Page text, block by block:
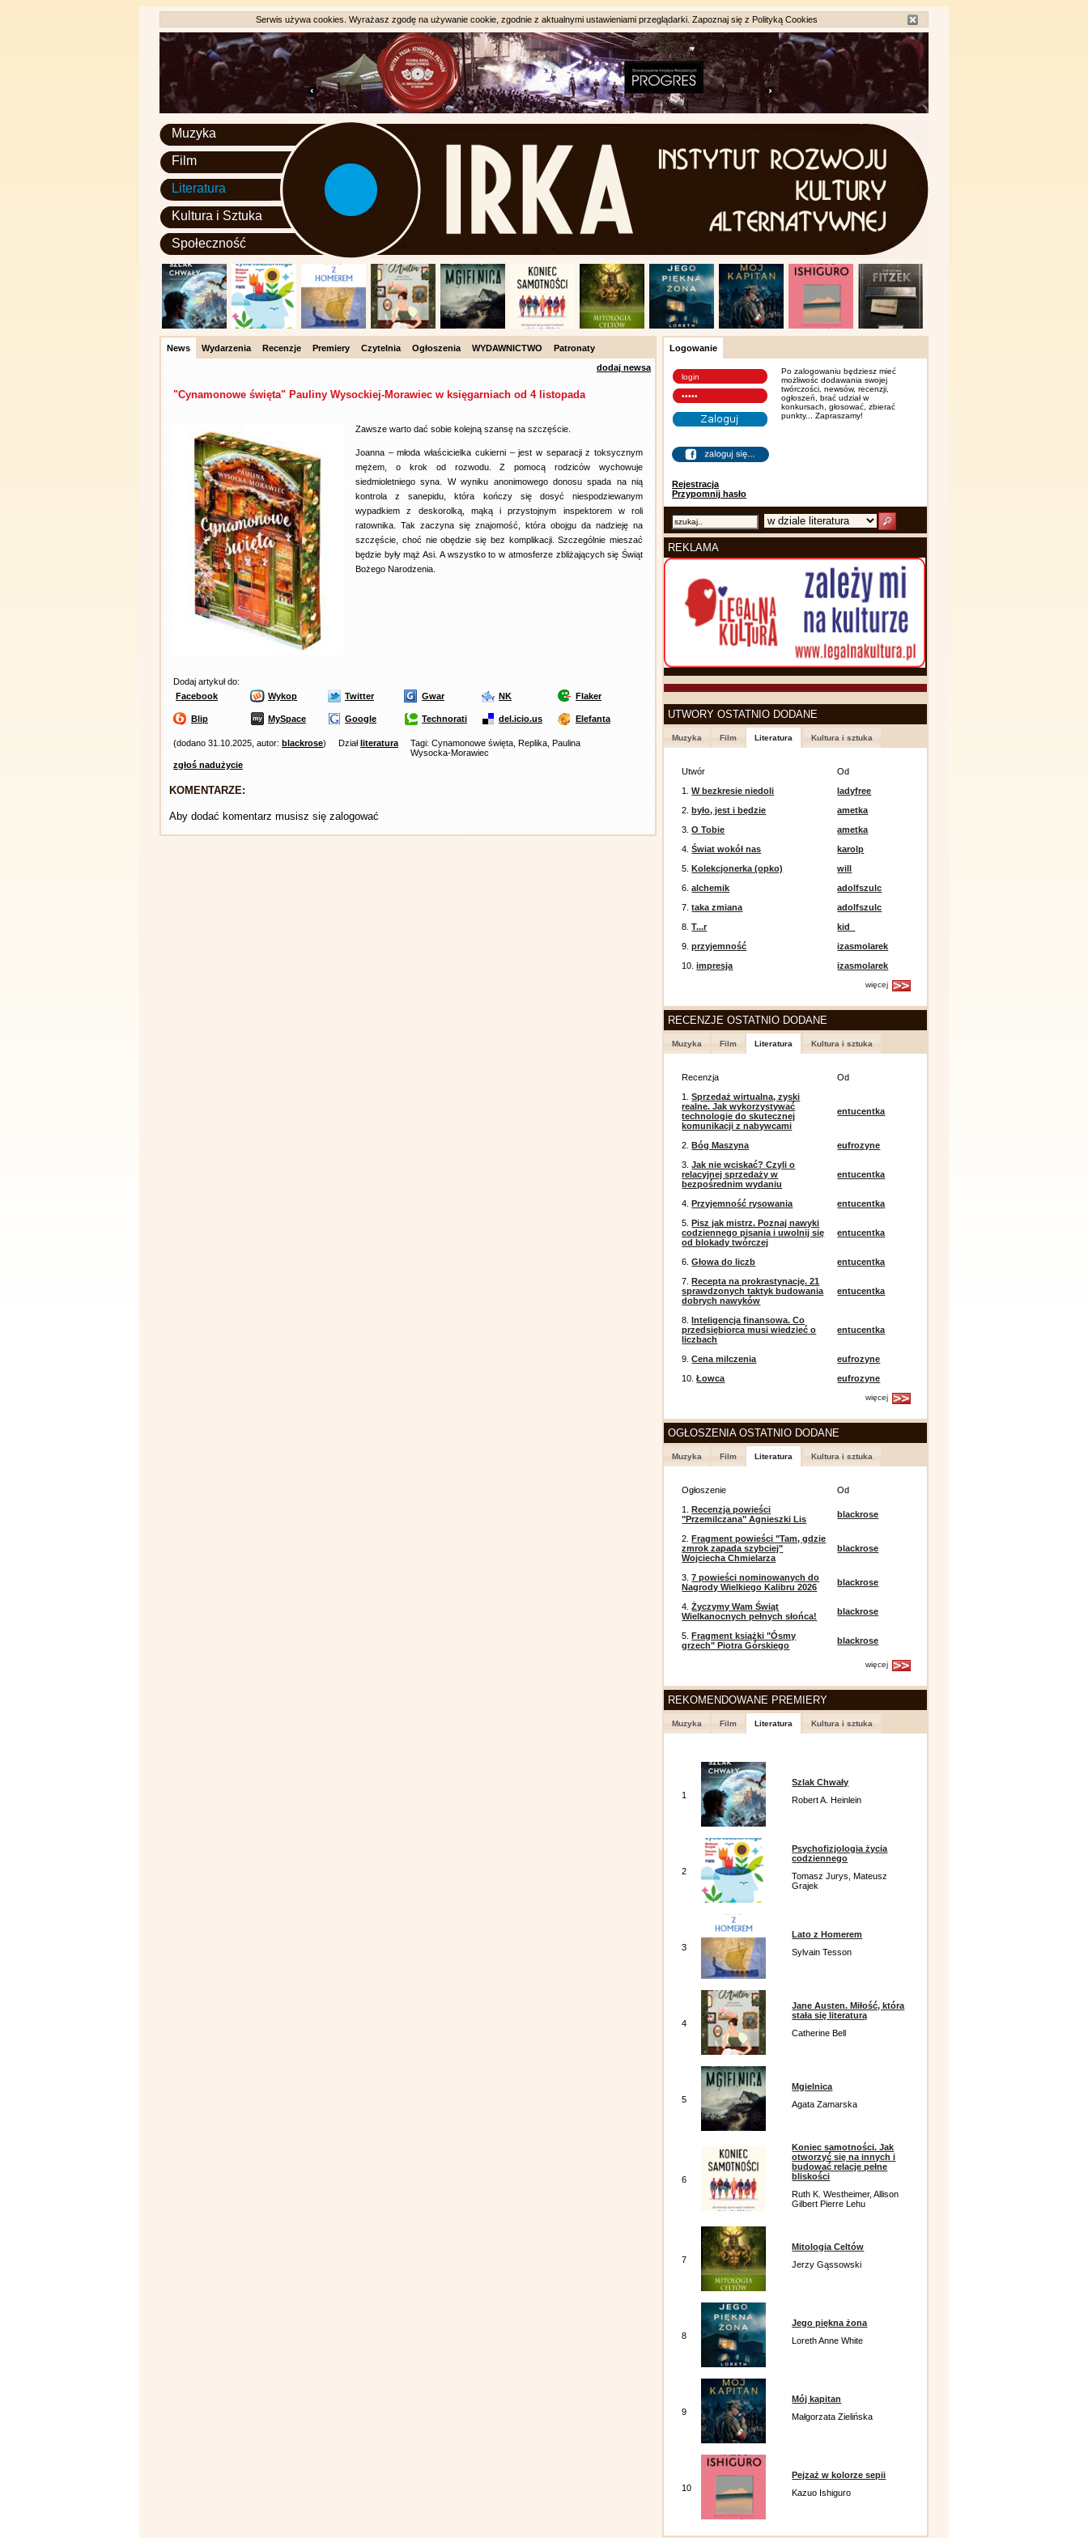
Serwis używa cookies. Wyrażasz zgodę na używanie cookie, zgodnie z aktualnymi ustawieniami przeglądarki. Zapoznaj się z Polityką Cookies
Muzyka
Film
Literatura
Kultura i Sztuka
Społeczność
News Wydarzenia Recenzje Premiery Czytelnia Ogłoszenia WYDAWNICTWO
Patronaty
dodaj newsa
"Cynamonowe święta" Pauliny Wysockiej-Morawiec w księgarniach od 4 listopada
Zawsze warto dać sobie kolejną szansę na szczęście.
Joanna – młoda właścicielka cukierni – jest w separacji z toksycznym
mężem, o krok od rozwodu. Z pomocą rodziców wychowuje
siedmioletniego syna. W wyniku anonimowego donosu spada na nią
kontrola z sanepidu, która kończy się dosyć niespodziewanym
wypadkiem z deskorolką, mąką i przystojnym inspektorem w roli
ratownika. Tak zaczyna się znajomość, która obojgu da nadzieję na
szczęście, choć nie obędzie się bez komplikacji. Szczególnie mieszać
będzie były mąż Asi. A wszystko to w atmosferze zbliżających się Świąt
Bożego Narodzenia.
Dodaj artykuł do:
Facebook
Wykop Twitter Gwar NK Flaker
Blip MySpace Google Technorati del.icio.us Elefanta
(dodano 31.10.2025, autor: blackrose) Działliteratura
Tagi: Cynamonowe święta, Replika, Paulina
Wysocka-Morawiec
zgłoś nadużycie
KOMENTARZE:
Aby dodać komentarz musisz się zalogować
Logowanie
Rejestracja
Przypomnij hasło
Po zalogowaniu będziesz mieć
możliwośc dodawania swojej
twórczości, newsów, recenzji,
ogłoszeń, brać udział w
konkursach, głosować, zbierać
punkty... Zapraszamy!
REKLAMA
UTWORY OSTATNIO DODANE
Muzyka Film Literatura Kultura i sztuka
Utwór
Od
1.W bezkresie niedoli
ladyfree
2.było, jest i będzie
ametka
3.O Tobie
ametka
4.Świat wokół nas
karolp
5.Kolekcjonerka (opko)
will
6.alchemik
adolfszulc
7.taka zmiana
adolfszulc
8.T...r
kid_
9.przyjemność
izasmolarek
10.impresja izasmolarek
więcej
RECENZJE OSTATNIO DODANE
Muzyka Film Literatura Kultura i sztuka
Recenzja
Od
1.Sprzedaż wirtualna, zyski
realne. Jak wykorzystywać
technologie do skutecznej
komunikacji z nabywcami
entucentka
2.Bóg Maszyna
eufrozyne
3.Jak nie wciskać? Czyli o
relacyjnej sprzedaży w
bezpośrednim wydaniu
entucentka
4.Przyjemność rysowania
entucentka
5.Pisz jak mistrz. Poznaj nawyki
codziennego pisania i uwolnij się
od blokady twórczej
entucentka
6.Głowa do liczb
entucentka
7.Recepta na prokrastynację. 21
sprawdzonych taktyk budowania
dobrych nawyków
entucentka
8.Inteligencja finansowa. Co
przedsiębiorca musi wiedzieć o
liczbach
entucentka
9.Cena milczenia
eufrozyne
10.Łowca eufrozyne
więcej
OGŁOSZENIA OSTATNIO DODANE
Muzyka Film Literatura Kultura i sztuka
Ogłoszenie
Od
1.Recenzja powieści
"Przemilczana" Agnieszki Lis
blackrose
2.Fragment powieści "Tam, gdzie
zmrok zapada szybciej"
Wojciecha Chmielarza
blackrose
3.7 powieści nominowanych do
Nagrody Wielkiego Kalibru 2026
blackrose
4.Życzymy Wam Świąt
Wielkanocnych pełnych słońca!
blackrose
5.Fragment książki "Ósmy
grzech" Piotra Górskiego
blackrose
więcej
REKOMENDOWANE PREMIERY
Muzyka Film Literatura Kultura i sztuka
1
Szlak Chwały
Robert A. Heinlein
2
Psychofizjologia życia
codziennego
Tomasz Jurys, Mateusz
Grajek
3
Lato z Homerem
Sylvain Tesson
4
Jane Austen. Miłość, która
stała się literaturą
Catherine Bell
5
Mgielnica
Agata Zamarska
6
Koniec samotności. Jak
otworzyć się na innych i
budować relacje pełne
bliskości
Ruth K. Westheimer, Allison
Gilbert Pierre Lehu
7
Mitologia Celtów
Jerzy Gąssowski
8
Jego piękna żona
Loreth Anne White
9
Mój kapitan
Małgorzata Zielińska
10
Pejzaż w kolorze sepii
Kazuo Ishiguro